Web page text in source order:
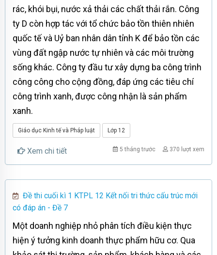
rác, khói bụi, nước xả thải các chất thải rắn. Công
ty D còn hợp tác với tổ chức bảo tồn thiên nhiên
quốc tế và Uỷ ban nhân dân tỉnh K để bảo tồn các
vùng đất ngập nước tự nhiên và các môi trường
sống khác. Công ty đầu tư xây dựng ba công trình
công công cho cộng đồng, đáp ứng các tiêu chí
công trình xanh, được công nhận là sản phẩm
xanh.
Giáo dục Kinh tế và Pháp luật Lớp 12
Xem chi tiết 370 lượt xem
5 tháng trước
Đề thi cuối kì 1 KTPL 12 Kết nối tri thức cấu trúc mới
có đáp án - Đề 7
Một doanh nghiệp nhỏ phân tích điều kiện thực
hiện ý tưởng kinh doanh thực phẩm hữu cơ. Qua